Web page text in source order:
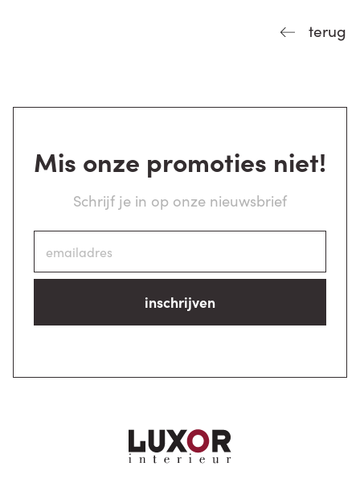
terug
Mis onze promoties niet!
Schrijf je in op onze nieuwsbrief
inschrijven